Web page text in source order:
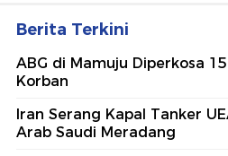
Berita Terkini
ABG di Mamuju Diperkosa
Korban
Iran Serang Kapal Tanker
Arab Saudi Meradang